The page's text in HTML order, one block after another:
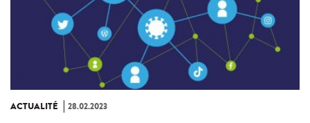
ACTUALITÉ 28.02.2023